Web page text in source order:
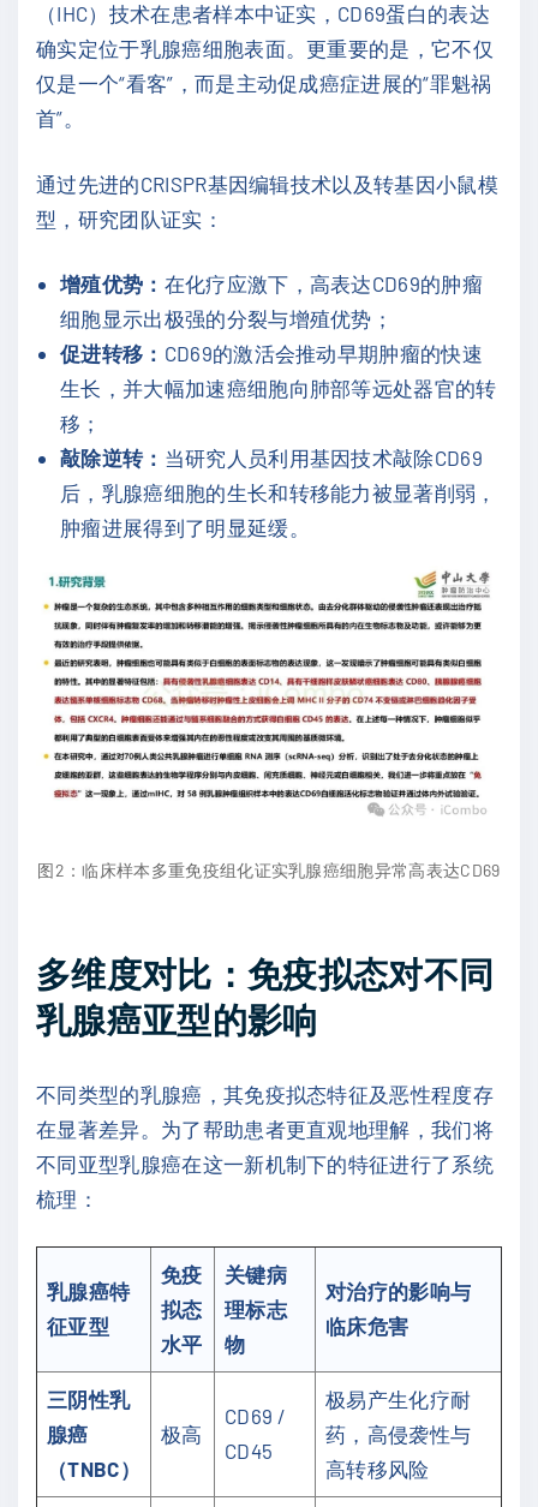
（IHC）技术在患者样本中证实，CD69蛋白的表达
确实定位于乳腺癌细胞表面。更重要的是，它不仅
仅是一个“看客”，而是主动促成癌症进展的“罪魁祸
首”。
通过先进的CRISPR基因编辑技术以及转基因小鼠模
型，研究团队证实：
增殖优势： 在化疗应激下，高表达CD69的肿瘤
细胞显示出极强的分裂与增殖优势；
促进转移： CD69的激活会推动早期肿瘤的快速
生长，并大幅加速癌细胞向肺部等远处器官的转
移；
敲除逆转： 当研究人员利用基因技术敲除CD69
后，乳腺癌细胞的生长和转移能力被显著削弱，
肿瘤进展得到了明显延缓。
图2：临床样本多重免疫组化证实乳腺癌细胞异常高表达CD69
多维度对比：免疫拟态对不同
乳腺癌亚型的影响
不同类型的乳腺癌，其免疫拟态特征及恶性程度存
在显著差异。为了帮助患者更直观地理解，我们将
不同亚型乳腺癌在这一新机制下的特征进行了系统
梳理：
乳腺癌特
征亚型
免疫
拟态
水平
关键病
理标志
物
对治疗的影响与
临床危害
三阴性乳
腺癌
（TNBC）
极高
CD69 /
CD45
极易产生化疗耐
药，高侵袭性与
高转移风险